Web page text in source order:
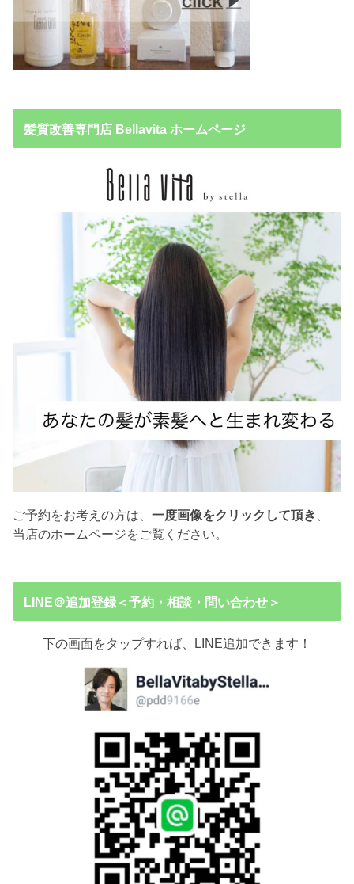
髪質改善専門店 Bellavita ホームページ
ご予約をお考えの方は、一度画像をクリックして頂き
当店のホームページをご覧ください。
LINE＠追加登録＜予約・相談・問い合わせ＞
下の画面をタップすれば、LINE追加できます！